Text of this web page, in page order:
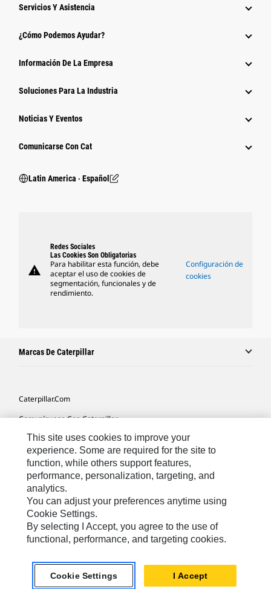
Servicios Y Asistencia
¿Cómo Podemos Ayudar?
Información De La Empresa
Soluciones Para La Industria
Noticias Y Eventos
Comunicarse Con Cat
Latin America ‧ Español
warning
Redes Sociales
Las Cookies Son Obligatorias
Para habilitar esta función, debe
aceptar el uso de cookies de
segmentación, funcionales y de
rendimiento.
Configuración de
cookies
Marcas De Caterpillar
Caterpillar.com
Comuníquese Con Caterpillar
Mis Preferencias De Marketing
Mapa Del Sitio
Cookie Settings
Avisos Legales
Privacidad
Español
reservados.
This site uses cookies to improve your
experience. Some are required for the site to
function, while others support features,
performance, personalization, targeting, and
analytics.
You can adjust your preferences anytime using
Cookie Settings.
By selecting I Accept, you agree to the use of
functional, performance, and targeting cookies.
Cookie Settings I Accept